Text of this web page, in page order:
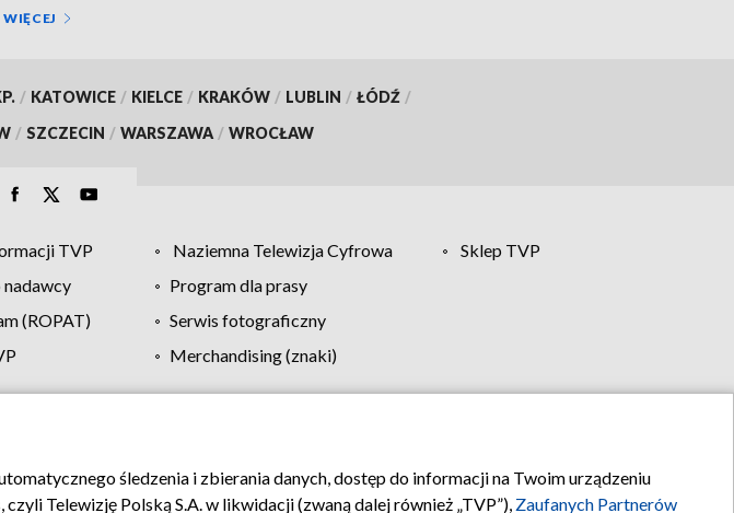
/ KATOWICE / KIELCE / KRAKÓW / LUBLIN / ŁÓDŹ /
/ SZCZECIN / WARSZAWA / WROCŁAW
TVP Naziemna Telewizja Cyfrowa
Sklep TVP
Program dla prasy
(ROPAT)
Serwis fotograficzny
Merchandising (znaki)
zgody Pomoc Biuro reklamy Kontakt
śledzenia i zbierania danych, dostęp do informacji na Twoim urządzeniu
Telewizję Polską S.A. w likwidacji (zwaną dalej również „TVP”), Zaufanych Partnerów